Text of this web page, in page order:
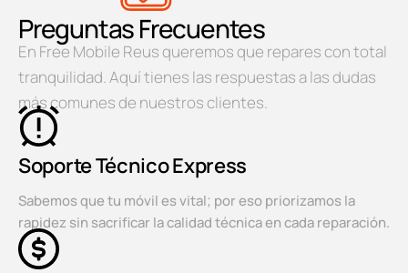
Preguntas Frecuentes
En Free Mobile Reus queremos que repares con total
tranquilidad. Aquí tienes las respuestas a las dudas
más comunes de nuestros clientes.
Soporte Técnico Express
Sabemos que tu móvil es vital; por eso priorizamos la
rapidez sin sacrificar la calidad técnica en cada reparación.